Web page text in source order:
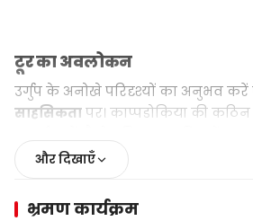
टूर का अवलोकन
उर्गुप के अनोखे परिदृश्यों का अनुभव
साहसिकता पर। काप्पडोकिया की
सबसे प्रसिद्ध प्राकृतिक स्थलों की खोज
प्रेमियों, फोटोग्राफरों, और उन सभी के
नेशनल पथ के बाहर खोजने के लिए देख
और दिखाएँ
भ्रमण कार्यक्रम